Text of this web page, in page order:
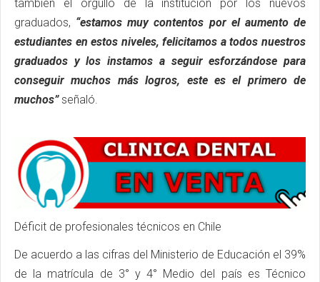
también el orgullo de la institución por los nuevos
graduados, “estamos muy contentos por el aumento de
estudiantes en estos niveles, felicitamos a todos nuestros
graduados y los instamos a seguir esforzándose para
conseguir muchos más logros, este es el primero de
muchos”señaló.
Déficit de profesionales técnicos en Chile
De acuerdo a las cifras del Ministerio de Educación el 39%
de la matrícula de 3° y 4° Medio del país es Técnico